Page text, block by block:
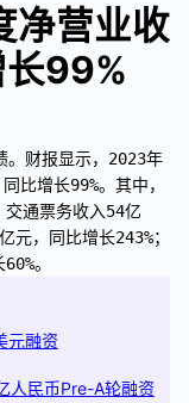
净营业收
99%
。财报显示，2023年
比增长99%。其中，
交通票务收入54亿
元，同比增长243%；
。
元融资
人民币Pre-A轮融资